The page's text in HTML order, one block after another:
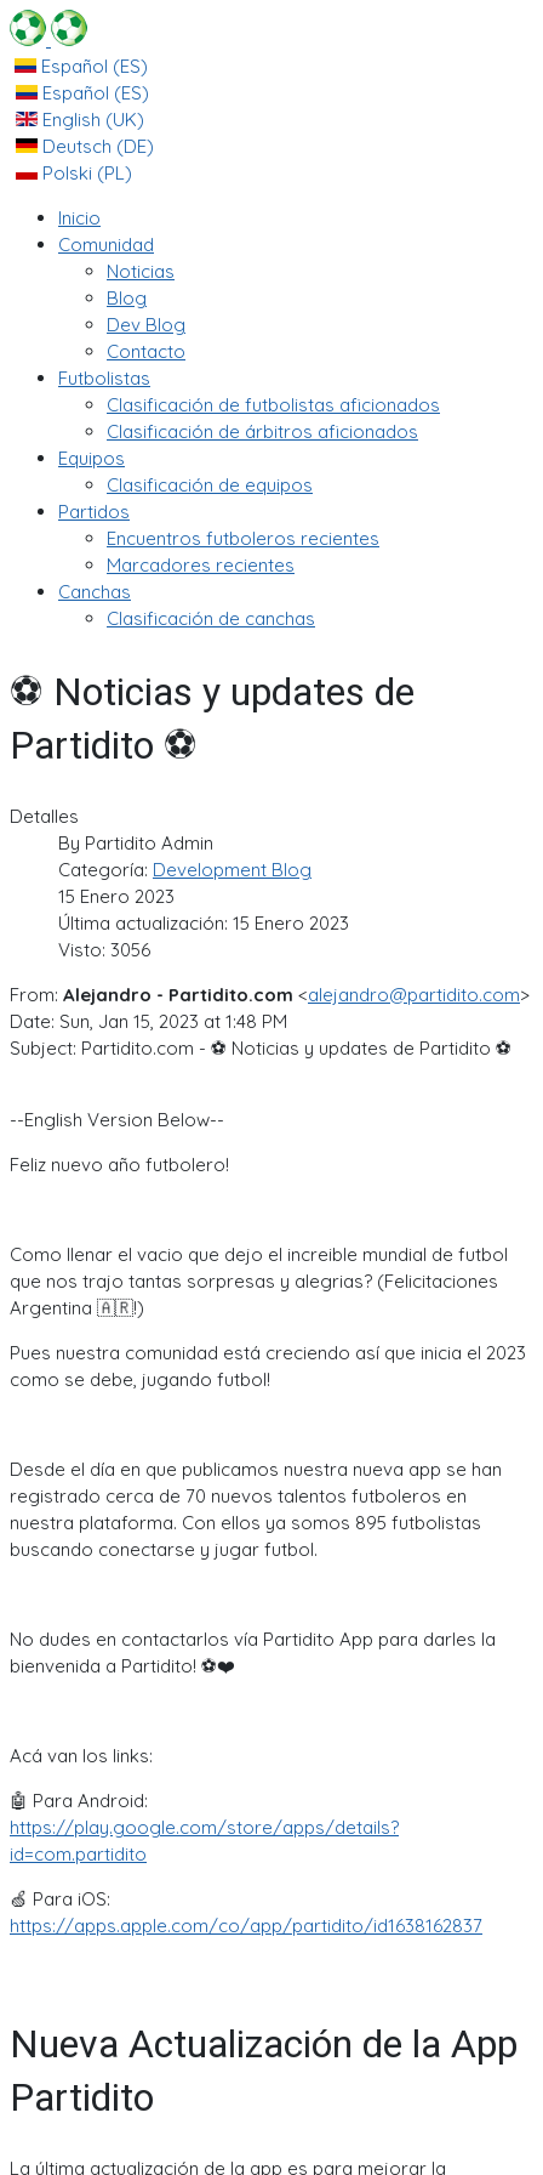
Español (ES)
Español (ES)
English (UK)
Deutsch (DE)
Polski (PL)
Inicio
Comunidad
Noticias
Blog
Dev Blog
Contacto
Futbolistas
Clasificación de futbolistas aficionados
Clasificación de árbitros aficionados
Equipos
Clasificación de equipos
Partidos
Encuentros futboleros recientes
Marcadores recientes
Canchas
Clasificación de canchas
⚽ Noticias y updates de
Partidito ⚽
Detalles
By Partidito Admin
Categoría: Development Blog
15 Enero 2023
Última actualización: 15 Enero 2023
Visto: 3056
From: Alejandro - Partidito.com <alejandro@partidito.com>
Date: Sun, Jan 15, 2023 at 1:48 PM
Subject: Partidito.com - ⚽ Noticias y updates de Partidito ⚽
--English Version Below--
Feliz nuevo año futbolero!
Como llenar el vacio que dejo el increible mundial de futbol
que nos trajo tantas sorpresas y alegrias? (Felicitaciones
Argentina 🇦🇷!)
Pues nuestra comunidad está creciendo así que inicia el 2023
como se debe, jugando futbol!
Desde el día en que publicamos nuestra nueva app se han
registrado cerca de 70 nuevos talentos futboleros en
nuestra plataforma. Con ellos ya somos 895 futbolistas
buscando conectarse y jugar futbol.
No dudes en contactarlos vía Partidito App para darles la
bienvenida a Partidito! ⚽❤️
Acá van los links:
🤖 Para Android:
https://play.google.com/store/apps/details?
id=com.partidito
🍏 Para iOS:
https://apps.apple.com/co/app/partidito/id1638162837
Nueva Actualización de la App
Partidito
La última actualización de la app es para mejorar la